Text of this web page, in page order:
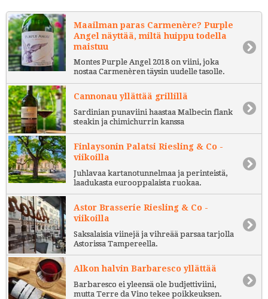
Maailman paras Carmenère? Purple
Angel näyttää, miltä huippu todella
maistuu
Montes Purple Angel 2018 on viini, joka
nostaa Carmenèren täysin uudelle tasolle.
Cannonau yllättää grillillä
Sardinian punaviini haastaa Malbecin flank
steakin ja chimichurrin kanssa
Finlaysonin Palatsi Riesling & Co -
viikoilla
Juhlavaa kartanotunnelmaa ja perinteistä,
laadukasta eurooppalaista ruokaa.
Astor Brasserie Riesling & Co -
viikoilla
Saksalaisia viinejä ja vihreää parsaa tarjolla
Astorissa Tampereella.
Alkon halvin Barbaresco yllättää
Barbaresco ei yleensä ole budjettiviini,
mutta Terre da Vino tekee poikkeuksen.